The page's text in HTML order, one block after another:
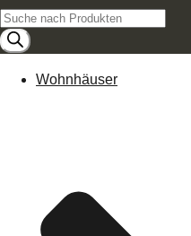
Products
search
Wohnhäuser